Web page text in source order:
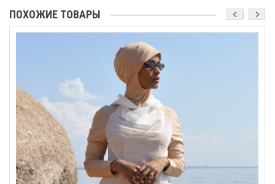
ПОХОЖИЕ ТОВАРЫ